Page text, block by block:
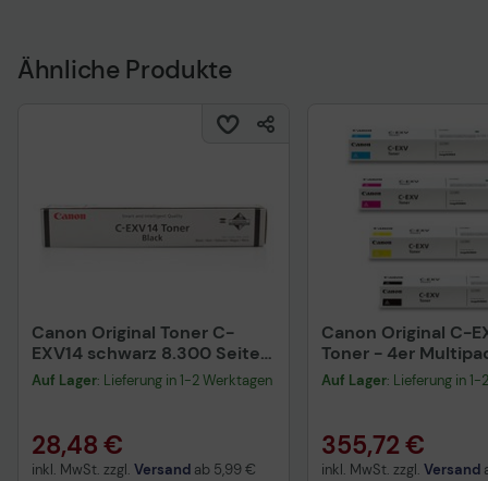
Ähnliche Produkte
Canon Original Toner C-
EXV14 schwarz 8.300 Seiten
(0384B006)
Auf Lager: Lieferung in 1-2 Werktagen
28,48 €
inkl. MwSt. zzgl. Versand ab 5,99 €
Canon Original C-
Toner - 4er
magenta, gelb,
Auf Lager: Lieferung in
355,72 €
inkl. MwSt. zzgl. Versand